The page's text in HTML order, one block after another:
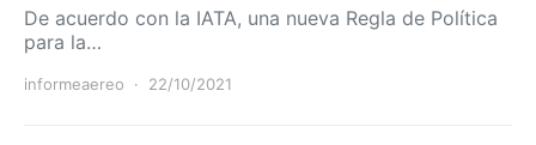
De acuerdo con la IATA, una nueva Regla de Política
para la…
informeaereo 22/10/2021